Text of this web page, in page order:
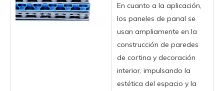
En cuanto a la aplicación,
los paneles de panal se
usan ampliamente en la
construcción de paredes
de cortina y decoración
interior, impulsando la
estética del espacio y la